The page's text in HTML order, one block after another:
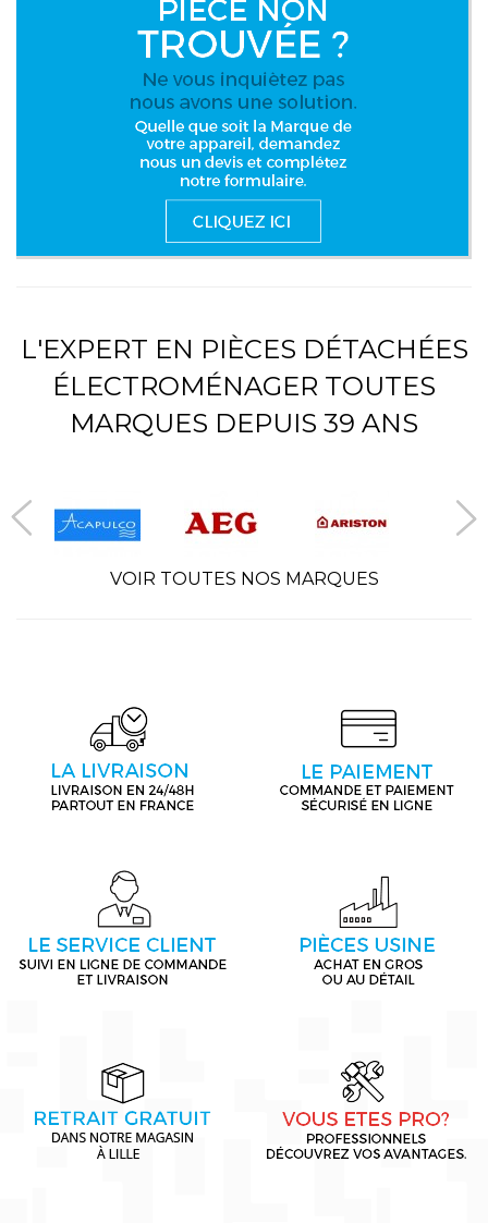
L'EXPERT EN PIÈCES DÉTACHÉES
ÉLECTROMÉNAGER TOUTES
MARQUES DEPUIS 39 ANS
VOIR TOUTES NOS MARQUES